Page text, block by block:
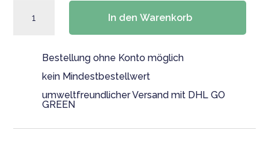
Geschenkset
Teemischung
"Danke,
du
In den Warenkorb
Bestellung ohne Konto möglich
kein Mindestbestellwert
umweltfreundlicher Versand mit DHL GO
GREEN